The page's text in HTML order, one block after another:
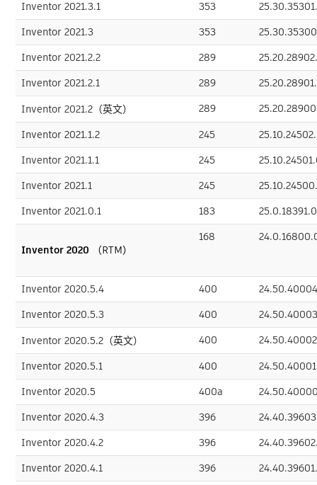
Inventor 2021.3.1
353
Inventor 2021.3
353
Inventor 2021.2.2
289
Inventor 2021.2.1
289
Inventor 2021.2（英文）
289
Inventor 2021.1.2
245
Inventor 2021.1.1
245
Inventor 2021.1
245
Inventor 2021.0.1
183 25.0.18391.0
Inventor 2020 （RTM）
168
Inventor 2020.5.4 400
Inventor 2020.5.3
400
Inventor 2020.5.2（英文）
400
Inventor 2020.5.1
400
Inventor 2020.5
400a
Inventor 2020.4.3
396
Inventor 2020.4.2
396
Inventor 2020.4.1
396